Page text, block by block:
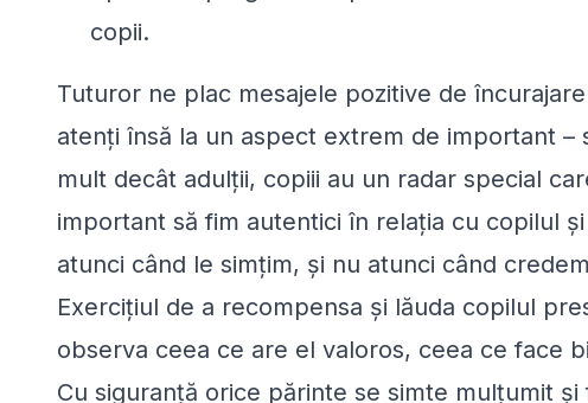
copii.
Tuturor ne plac mesajele pozitive de
atenţi însă la un aspect extrem de important –
mult decât adulţii, copiii au un radar special
important să fim autentici în relaţia cu copilul
atunci când le simţim, şi nu atunci când
Exerciţiul de a recompensa şi lăuda copilul
observa ceea ce are el valoros, ceea ce face
Cu siguranţă orice părinte se simte mulţumit